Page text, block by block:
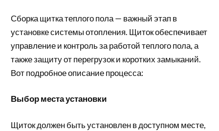
Сборка щитка теплого пола — важный этап в
установке системы отопления. Щиток обеспечивает
управление и контроль за работой теплого пола, а
также защиту от перегрузок и коротких замыканий.
Вот подробное описание процесса:
Выбор места установки
Щиток должен быть установлен в доступном месте,